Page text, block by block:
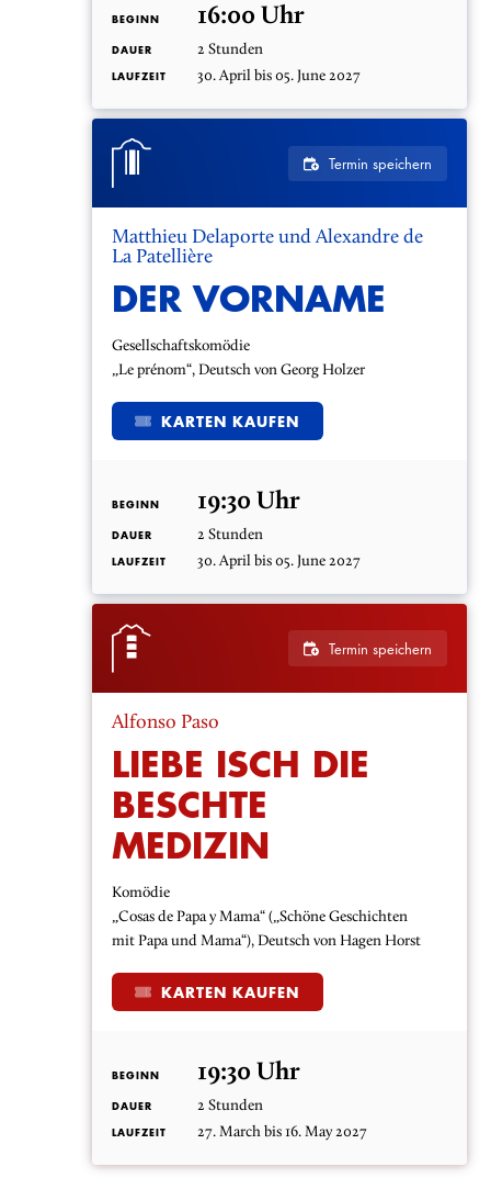
BEGINN 16:00 Uhr
DAUER 2 Stunden
LAUFZEIT 30. April bis 05. June 2027
Termin speichern
Matthieu Delaporte und Alexandre de
La Patellière
DER VORNAME
Gesellschaftskomödie
„Le prénom“, Deutsch von Georg Holzer
KARTEN KAUFEN
BEGINN 19:30 Uhr
DAUER 2 Stunden
LAUFZEIT 30. April bis 05. June 2027
Termin speichern
Alfonso Paso
LIEBE ISCH DIE
BESCHTE
MEDIZIN
Komödie
„Cosas de Papa y Mama“ („Schöne Geschichten
mit Papa und Mama“), Deutsch von Hagen Horst
KARTEN KAUFEN
BEGINN 19:30 Uhr
DAUER 2 Stunden
LAUFZEIT 27. March bis 16. May 2027